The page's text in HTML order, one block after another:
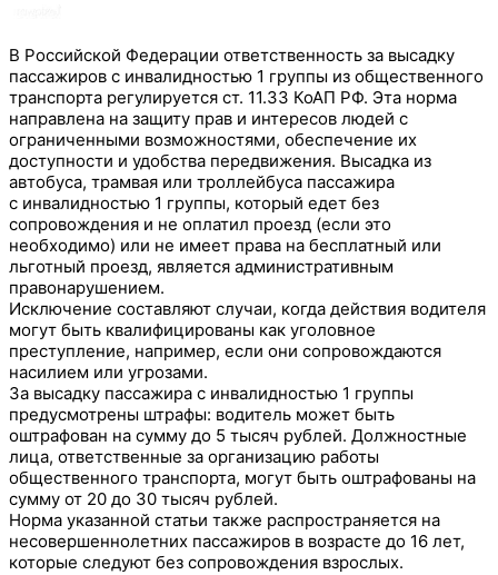
В Российской Федерации ответственность за высадку
пассажиров с инвалидностью 1 группы из общественного
транспорта регулируется ст. 11.33 КоАП РФ. Эта норма
направлена на защиту прав и интересов людей с
ограниченными возможностями, обеспечение их
доступности и удобства передвижения. Высадка из
автобуса, трамвая или троллейбуса пассажира
с инвалидностью 1 группы, который едет без
сопровождения и не оплатил проезд (если это
необходимо) или не имеет права на бесплатный или
льготный проезд, является административным
правонарушением.
Исключение составляют случаи, когда действия водителя
могут быть квалифицированы как уголовное
преступление, например, если они сопровождаются
насилием или угрозами.
За высадку пассажира с инвалидностью 1 группы
предусмотрены штрафы: водитель может быть
оштрафован на сумму до 5 тысяч рублей. Должностные
лица, ответственные за организацию работы
общественного транспорта, могут быть оштрафованы на
сумму от 20 до 30 тысяч рублей.
Норма указанной статьи также распространяется на
несовершеннолетних пассажиров в возрасте до 16 лет,
которые следуют без сопровождения взрослых.